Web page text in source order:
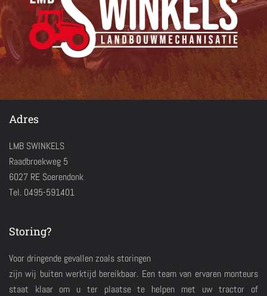
Adres
LMB SWINKELS
Raadbroekweg 5
6027 RE Soerendonk
Tel. 0495-591401
Storing?
Voor dringende gevallen zoals storingen
zijn wij buiten werktijd bereikbaar. Een team van ervaren monteurs
staat klaar om u ter plaatse te helpen met uw tractor of